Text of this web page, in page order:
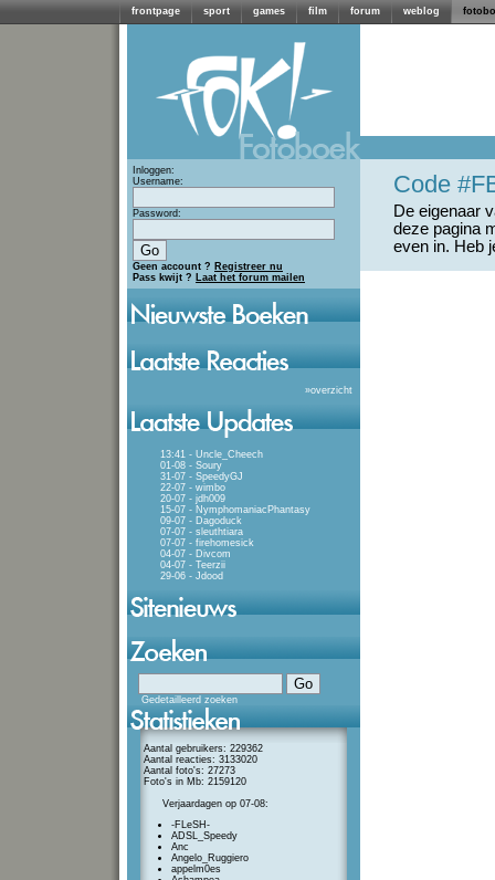
frontpage sport games film forum weblog
Inloggen:
Username:
Password:
Geen account ? Registreer nu
Pass kwijt ? Laat het forum mailen
»overzicht
13:41 - Uncle_Cheech
01-08 - Soury
31-07 - SpeedyGJ
22-07 - wimbo
20-07 - jdh009
15-07 - NymphomaniacPhantasy
09-07 - Dagoduck
07-07 - sleuthtiara
07-07 - firehomesick
04-07 - Divcom
04-07 - Teerzii
29-06 - Jdood
Gedetailleerd zoeken
Aantal gebruikers: 229362
Aantal reacties: 3133020
Aantal foto's: 27273
Foto's in Mb: 2159120
Verjaardagen op 07-08:
-FLeSH-
ADSL_Speedy
Anc
Angelo_Ruggiero
appelm0es
Code
De eigenaar
deze pagina
even in. Heb